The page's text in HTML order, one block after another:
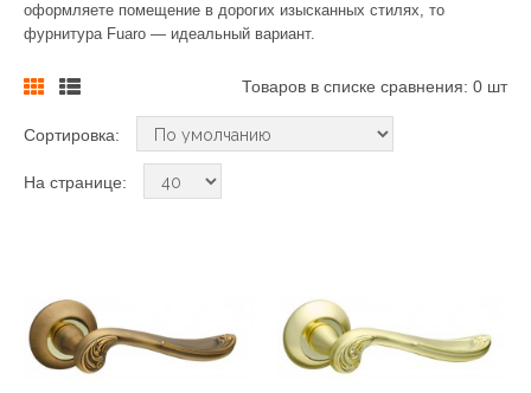
оформляете помещение в дорогих изысканных стилях, то
фурнитура Fuaro — идеальный вариант.
Товаров в списке сравнения: 0 шт
Сортировка:
На странице: